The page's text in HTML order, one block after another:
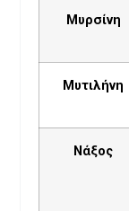
Μυρσίνη
Μυτιλήνη
Νάξος